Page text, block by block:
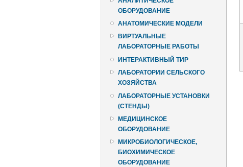
ОБОРУДОВАНИЕ
АНАТОМИЧЕСКИЕ МОДЕЛИ
ВИРТУАЛЬНЫЕ
ЛАБОРАТОРНЫЕ РАБОТЫ
ИНТЕРАКТИВНЫЙ ТИР
ЛАБОРАТОРИИ СЕЛЬСКОГО
ХОЗЯЙСТВА
ЛАБОРАТОРНЫЕ УСТАНОВКИ
(СТЕНДЫ)
МЕДИЦИНСКОЕ
ОБОРУДОВАНИЕ
МИКРОБИОЛОГИЧЕСКОЕ,
БИОХИМИЧЕСКОЕ
ОБОРУДОВАНИЕ